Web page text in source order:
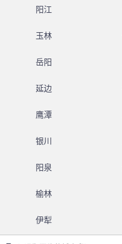
阳江
玉林
岳阳
延边
鹰潭
银川
阳泉
榆林
伊犁